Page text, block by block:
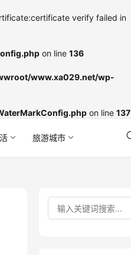
verify failed in
on line 136
www.xa029.net/wp-
on line 137
旅游城市